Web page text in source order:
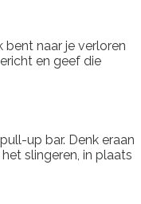
bent naar je verloren
en geef die
up bar. Denk eraan
slingeren, in plaats